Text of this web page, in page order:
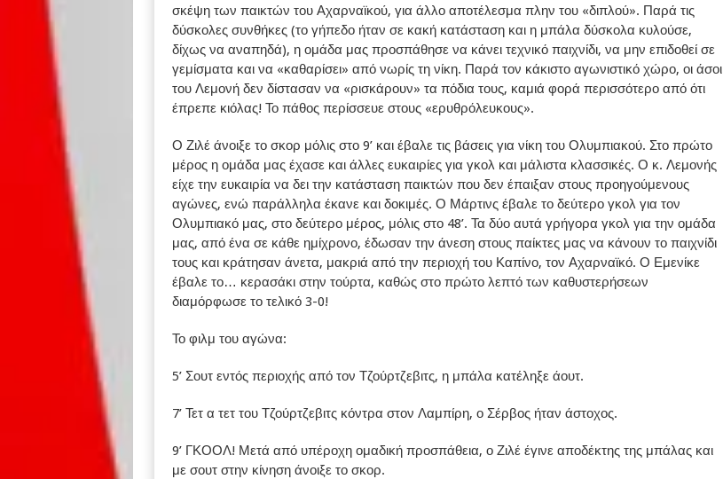
σκέψη των παικτών του Αχαρναϊκού, για άλλο αποτέλεσμα πλην του «διπλού». Παρά τις
δύσκολες συνθήκες (το γήπεδο ήταν σε κακή κατάσταση και η μπάλα δύσκολα κυλούσε,
δίχως να αναπηδά), η ομάδα μας προσπάθησε να κάνει τεχνικό παιχνίδι, να μην επιδοθεί σε
γεμίσματα και να «καθαρίσει» από νωρίς τη νίκη. Παρά τον κάκιστο αγωνιστικό χώρο, οι άσοι
του Λεμονή δεν δίστασαν να «ρισκάρουν» τα πόδια τους, καμιά φορά περισσότερο από ότι
έπρεπε κιόλας! Το πάθος περίσσευε στους «ερυθρόλευκους».
Ο Ζιλέ άνοιξε το σκορ μόλις στο 9’ και έβαλε τις βάσεις για νίκη του Ολυμπιακού. Στο πρώτο
μέρος η ομάδα μας έχασε και άλλες ευκαιρίες για γκολ και μάλιστα κλασσικές. Ο κ. Λεμονής
είχε την ευκαιρία να δει την κατάσταση παικτών που δεν έπαιξαν στους προηγούμενους
αγώνες, ενώ παράλληλα έκανε και δοκιμές. Ο Μάρτινς έβαλε το δεύτερο γκολ για τον
Ολυμπιακό μας, στο δεύτερο μέρος, μόλις στο 48’. Τα δύο αυτά γρήγορα γκολ για την ομάδα
μας, από ένα σε κάθε ημίχρονο, έδωσαν την άνεση στους παίκτες μας να κάνουν το παιχνίδι
τους και κράτησαν άνετα, μακριά από την περιοχή του Καπίνο, τον Αχαρναϊκό. Ο Εμενίκε
έβαλε το… κερασάκι στην τούρτα, καθώς στο πρώτο λεπτό των καθυστερήσεων
διαμόρφωσε το τελικό 3-0!
Το φιλμ του αγώνα:
5’ Σουτ εντός περιοχής από τον Τζούρτζεβιτς, η μπάλα κατέληξε άουτ.
7’ Τετ α τετ του Τζούρτζεβιτς κόντρα στον Λαμπίρη, ο Σέρβος ήταν άστοχος.
9’ ΓΚΟΟΛ! Μετά από υπέροχη ομαδική προσπάθεια, ο Ζιλέ έγινε αποδέκτης της μπάλας και
με σουτ στην κίνηση άνοιξε το σκορ.